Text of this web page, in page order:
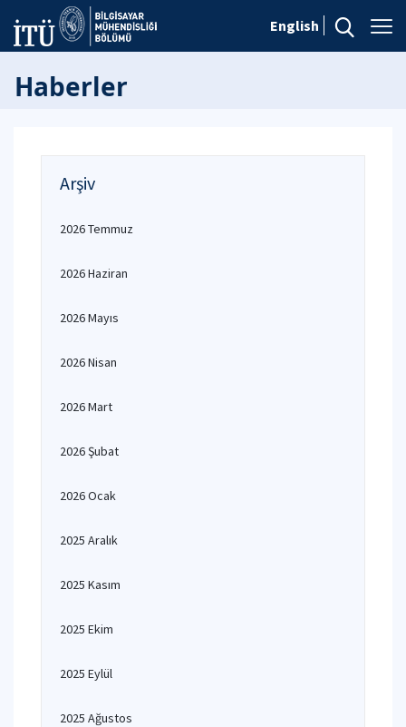
English
Haberler
Arşiv
2026 Temmuz
2026 Haziran
2026 Mayıs
2026 Nisan
2026 Mart
2026 Şubat
2026 Ocak
2025 Aralık
2025 Kasım
2025 Ekim
2025 Eylül
2025 Ağustos